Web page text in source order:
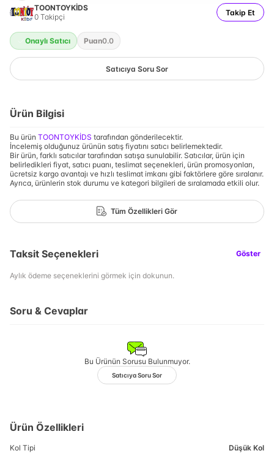
TOONTOYKİDS
0 Takipçi Takip Et
Onaylı Satıcı Puan0.0
Satıcıya Soru Sor
Ürün Bilgisi
Bu ürün TOONTOYKİDS tarafından gönderilecektir.
İncelemiş olduğunuz ürünün satış fiyatını satıcı belirlemektedir.
Bir ürün, farklı satıcılar tarafından satışa sunulabilir. Satıcılar, ürün için
belirledikleri fiyat, satıcı puanı, teslimat seçenekleri, ürün promosyonları,
ücretsiz kargo avantajı ve hızlı teslimat imkanı gibi faktörlere göre sıralanır.
Ayrıca, ürünlerin stok durumu ve kategori bilgileri de sıralamada etkili olur.
Tüm Özellikleri Gör
Taksit Seçenekleri Göster
Aylık ödeme seçeneklerini görmek için dokunun.
Soru & Cevaplar
Bu Ürünün Sorusu Bulunmuyor.
Satıcıya Soru Sor
Ürün Özellikleri
Kol Tipi Düşük Kol